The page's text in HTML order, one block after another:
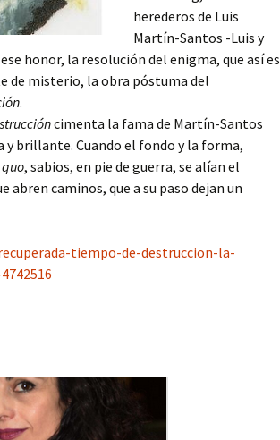
15. La mariposa azul
16. Una partida tediosa
17. Un acuerdo tácito
19. Un juego dentro de
22. En paradero
desconocido
Fugitivos
El aullido
La memoria de la piel
Maullidos
Tripulantes del miedo
herederos de Luis
Martín-Santos -Luis y
honor, la resolución del enigma, que así es
de misterio, la obra póstuma del
.
cimenta la fama de Martín-Santos
brillante. Cuando el fondo y la forma,
, sabios, en pie de guerra, se alían el
abren caminos, que a su paso dejan un
tiempo-de-destruccion-la-